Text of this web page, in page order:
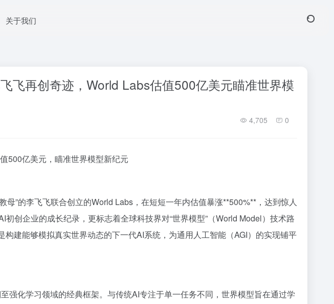
关于我们
飞再创奇迹，World Labs估值500亿美元瞄准世界模
4,705 0
500亿美元，瞄准世界模型新纪元
母”的李飞飞联合创立的World Labs，在短短一年内估值暴涨**500%**，达到惊人
创企业的成长纪录，更标志着全球科技界对“世界模型”（World Model）技术路
建能够模拟真实世界动态的下一代AI系统，为通用人工智能（AGI）的实现铺平
强化学习领域的经典框架。与传统AI专注于单一任务不同，世界模型旨在通过学